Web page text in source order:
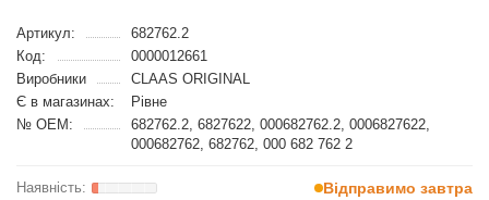
Артикул:
682762.2
Код:
0000012661
Виробники
CLAAS ORIGINAL
Є в магазинах:
Рівне
№ OEM:
682762.2, 6827622, 000682762.2, 0006827622,
000682762, 682762, 000 682 762 2
Відправимо завтра